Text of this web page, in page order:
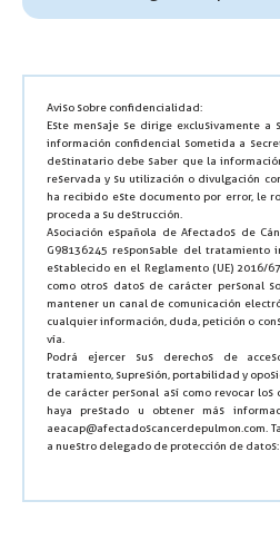
Aviso sobre confidencialidad:
Este mensaje se dirige exclusivamente a
información confidencial sometida a
destinatario debe saber que la
reservada y su utilización o divulgación
ha recibido este documento por error, le
proceda a su destrucción.
Asociación española de Afectados de
G98136245 responsable del tratamiento
establecido en el Reglamento (UE) 2016/
como otros datos de carácter personal
mantener un canal de comunicación
cualquier información, duda, petición o
vía.
Podrá ejercer sus derechos de
tratamiento, supresión, portabilidad y
de carácter personal así como revocar los
haya prestado u obtener más
aeacap@afectadoscancerdepulmon.com.
a nuestro delegado de protección de